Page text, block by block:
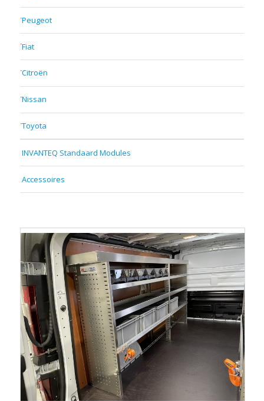
Peugeot
Fiat
Citroën
Nissan
Toyota
INVANTEQ Standaard Modules
Accessoires